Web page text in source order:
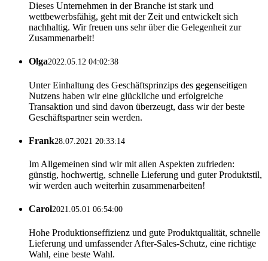
Dieses Unternehmen in der Branche ist stark und
wettbewerbsfähig, geht mit der Zeit und entwickelt sich
nachhaltig. Wir freuen uns sehr über die Gelegenheit zur
Zusammenarbeit!
Olga2022.05.12 04:02:38
Unter Einhaltung des Geschäftsprinzips des gegenseitigen
Nutzens haben wir eine glückliche und erfolgreiche
Transaktion und sind davon überzeugt, dass wir der beste
Geschäftspartner sein werden.
Frank28.07.2021 20:33:14
Im Allgemeinen sind wir mit allen Aspekten zufrieden:
günstig, hochwertig, schnelle Lieferung und guter Produktstil,
wir werden auch weiterhin zusammenarbeiten!
Carol2021.05.01 06:54:00
Hohe Produktionseffizienz und gute Produktqualität, schnelle
Lieferung und umfassender After-Sales-Schutz, eine richtige
Wahl, eine beste Wahl.